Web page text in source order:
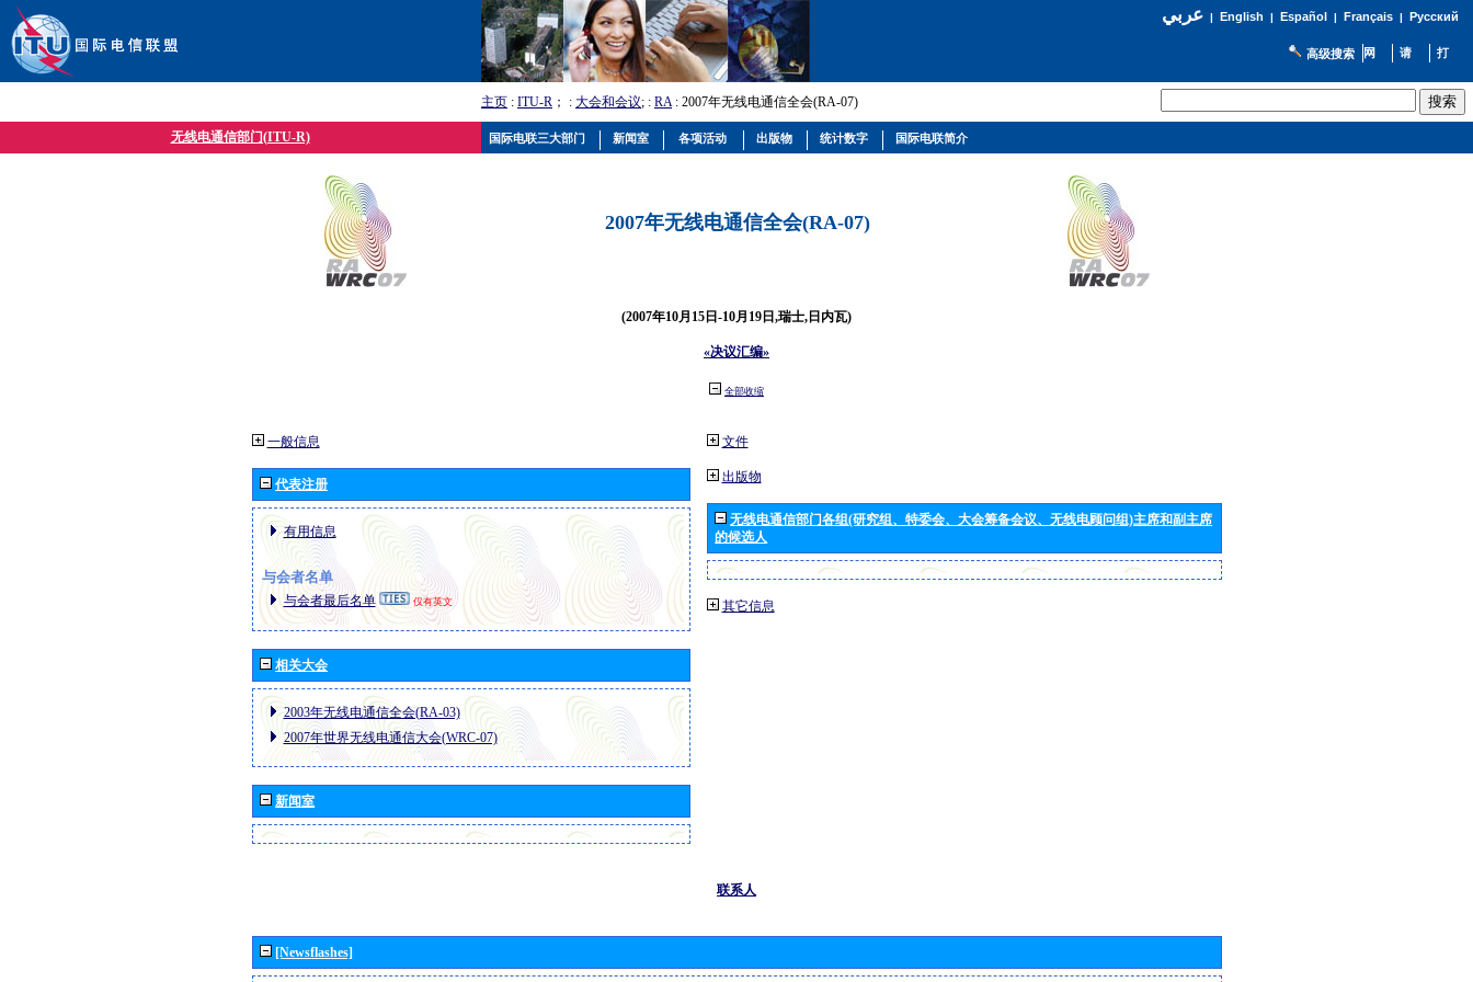
عربي| English | Español | Français| Русский
高级搜索
主页 : ITU-R ； : 大会和会议; : RA: 2007年无线电通信全会(RA-07)
无线电通信部门(ITU-R)
2007年无线电通信全会(RA-07)
(2007年10月15日-10月19日,瑞士,日内瓦)
«决议汇编»
全部收缩
一般信息
代表注册
有用信息
与会者名单
与会者最后名单 仅有英文
相关大会
2003年无线电通信全会(RA-03)
2007年世界无线电通信大会(WRC-07)
新闻室
文件
出版物
无线电通信部门各组(研究组、特委会、大会筹备会议、无线电顾问组)主席和副主席
的候选人
其它信息
联系人
[Newsflashes]
国际电联三大部门 新闻室 各项活动 出版物 统计数字 国际电联简介